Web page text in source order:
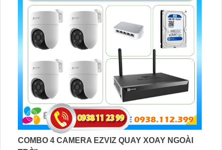
COMBO 4 CAMERA EZVIZ QUAY XOAY NGOÀI